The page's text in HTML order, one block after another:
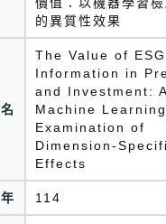
的異質性效果
The Value of ESG
Information in
and Investment: A
Machine Learning
Examination of
Dimension-
Effects
114